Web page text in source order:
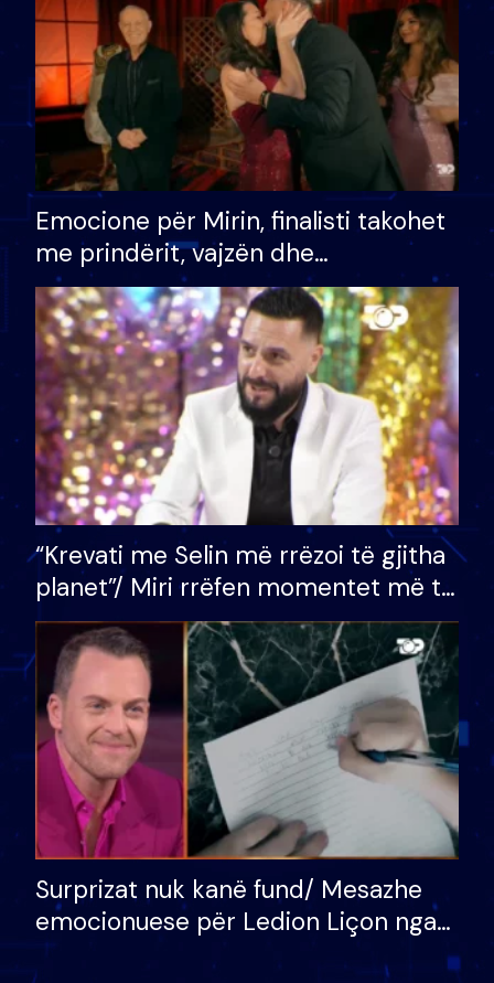
Emocione për Mirin, finalisti takohet
me prindërit, vajzën dhe
bashkëshorten: S’kemi ndonjë letër
divorci apo jo?
“Krevati me Selin më rrëzoi të gjitha
planet”/ Miri rrëfen momentet më të
bukura në shtëpinë e BB VIP: Do më
mungojë zilja e mëngjesit kur…
Surprizat nuk kanë fund/ Mesazhe
emocionuese për Ledion Liçon nga
nëna dhe fëmijët e tij, moderatori